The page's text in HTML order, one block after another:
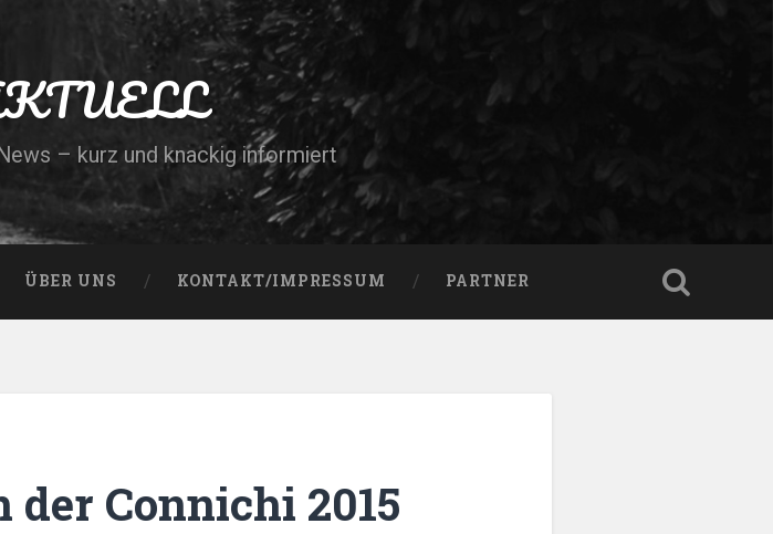
– kurz und knackig informiert
ÜBER UNS KONTAKT/IMPRESSUM PARTNER
Connichi 2015